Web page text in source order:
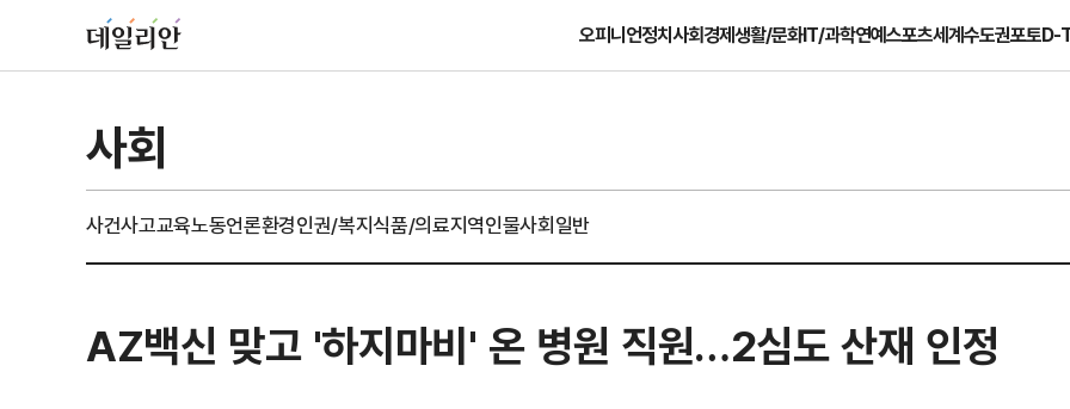
오피니언정치사회경제생활/문화IT/과학연예스포츠세계수도권포토D-
사회
사건사고교육노동언론환경인권/복지식품/의료지역인물사회일반
AZ백신 맞고 '하지마비' 온 병원 직원…2심도 산재 인정